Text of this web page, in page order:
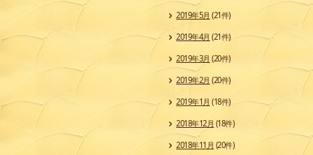
2019年5月 (21件)
2019年4月 (21件)
2019年3月 (20件)
2019年2月 (20件)
2019年1月 (18件)
2018年12月 (18件)
2018年11月 (20件)